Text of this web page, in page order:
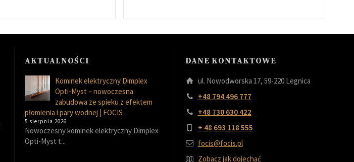
AKTUALNOŚCI
Kominek elektryczny Dimplex
Opti-Myst – nowoczesna
zabudowa ze spieku z efektem
płomienia i pary wodnej | FOCIS
5 sierpnia 2026
Nowoczesny kominek elektryczny Dimplex
Opti-Myst t...
DANE KONTAKTOWE
ul. Nowodworska 17, 59-220 Legnica
+48 794 496 777
+48 730 630 422
+ 48 693 118 555
focis@focis.pl
Zobacz jak dojechać